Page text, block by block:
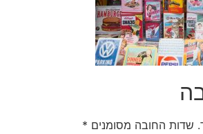
שדות החובה מסומנים *